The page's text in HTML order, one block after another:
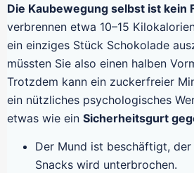
Die Kaubewegung selbst ist kein
verbrennen etwa 10–15 Kilokalorien pro Stunde.
ein einziges Stück Schokolade
müssten Sie also einen halben Vormittag durchkauen.
Trotzdem kann ein zuckerfreier
ein nützliches psychologisches
etwas wie ein Sicherheitsgurt
Der Mund ist beschäftigt,
Snacks wird unterbrochen.